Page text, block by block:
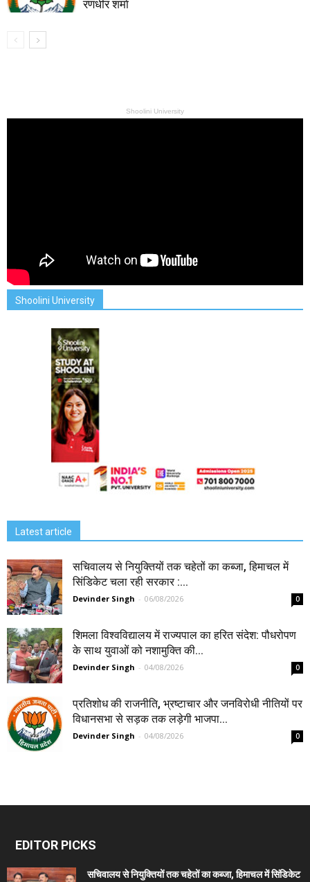
रणधीर शर्मा
Shoolini University
Shoolini University
Latest article
सचिवालय से नियुक्तियों तक चहेतों का कब्जा, हिमाचल में
सिंडिकेट चला रही सरकार :...
Devinder Singh - 06/08/2026 0
शिमला विश्वविद्यालय में राज्यपाल का हरित संदेश: पौधरोपण
के साथ युवाओं को नशामुक्ति की...
Devinder Singh - 04/08/2026 0
प्रतिशोध की राजनीति, भ्रष्टाचार और जनविरोधी नीतियों पर
विधानसभा से सड़क तक लड़ेगी भाजपा...
Devinder Singh - 04/08/2026 0
EDITOR PICKS
सचिवालय से नियुक्तियों तक चहेतों का कब्जा, हिमाचल में सिंडिकेट